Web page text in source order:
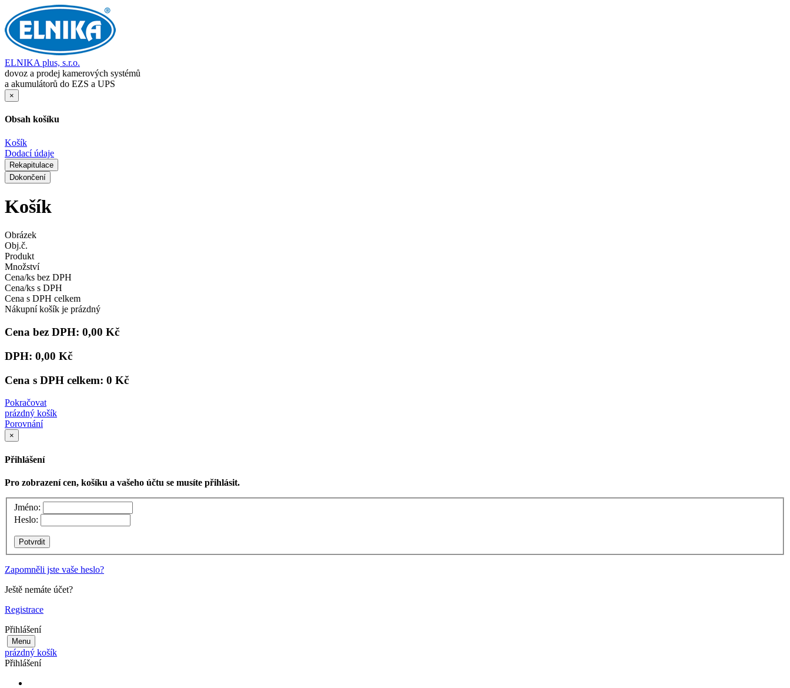
ELNIKA plus, s.r.o.
dovoz a prodej kamerových systémů
a akumulátorů do EZS a UPS
×
Obsah košíku
Košík
Dodací údaje
Rekapitulace
Dokončení
Košík
Obrázek
Obj.č.
Produkt
Množství
Cena/ks bez DPH
Cena/ks s DPH
Cena s DPH celkem
Nákupní košík je prázdný
Cena bez DPH: 0,00 Kč
DPH: 0,00 Kč
Cena s DPH celkem: 0 Kč
Pokračovat
prázdný košík
Porovnání
×
Přihlášení
Pro zobrazení cen, košíku a vašeho účtu se musíte přihlásit.
Jméno:
Heslo:
Zapomněli jste vaše heslo?
Ještě nemáte účet?
Registrace
Přihlášení
Menu
prázdný košík
Přihlášení